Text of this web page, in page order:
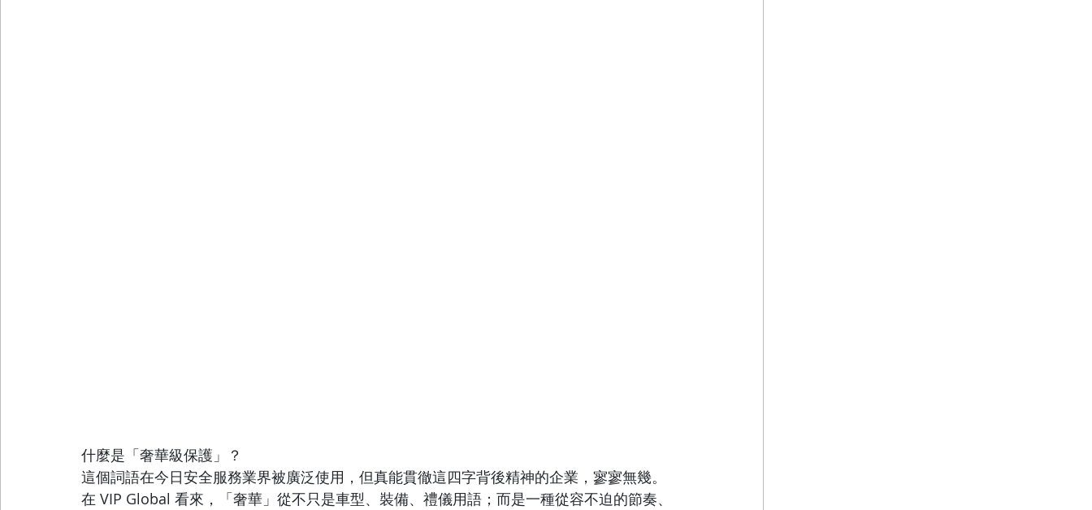
什麼是「奢華級保護」？
這個詞語在今日安全服務業界被廣泛使用，但真能貫徹這四字背後精神的企業，寥寥無幾。
在 VIP Global 看來，「奢華」從不只是車型、裝備、禮儀用語；而是一種從容不迫的節奏、